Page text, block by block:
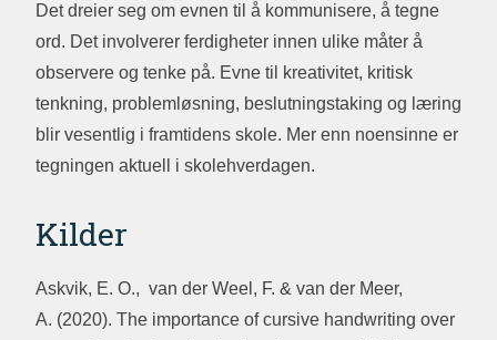
Det dreier seg om evnen til å kommunisere, å tegne
ord. Det involverer ferdigheter innen ulike måter å
observere og tenke på. Evne til kreativitet, kritisk
tenkning, problemløsning, beslutningstaking og læring
blir vesentlig i framtidens skole. Mer enn noensinne er
tegningen aktuell i skolehverdagen.
Kilder
Askvik, E. O., van der Weel, F. & van der Meer,
A. (2020). The importance of cursive handwriting over